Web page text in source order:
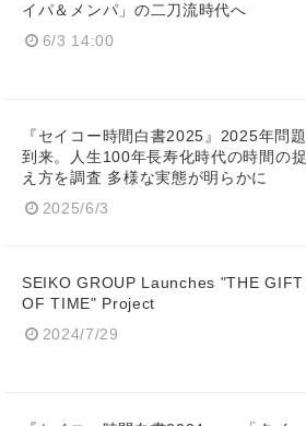
イパ＆メンパ」の二刀流時代へ
6/3 14:00
『セイコー時間白書2025』2025年問題
到来。人生100年長寿化時代の時間の捉
え方を調査 多様な実態が明らかに
2025/6/3
SEIKO GROUP Launches "THE GIFT
OF TIME" Project
2024/7/29